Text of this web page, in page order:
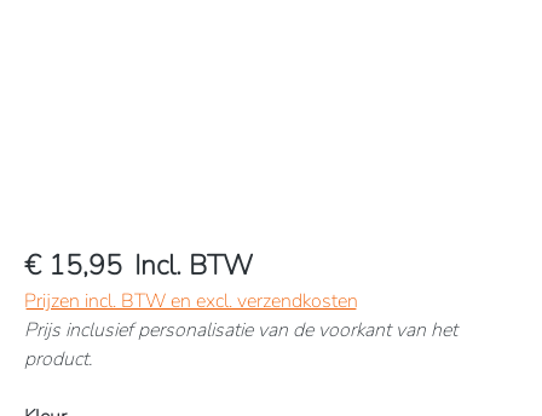
€ 15,95 Incl. BTW
Prijzen incl. BTW en excl. verzendkosten
Prijs inclusief personalisatie van de voorkant van het
product.